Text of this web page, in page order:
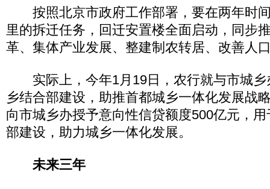
按照北京市政府工作部署，要在两年时
里的拆迁任务，回迁安置楼全面启动，同步
革、集体产业发展、整建制农转居、改善人
实际上，今年1月19日，农行就与市城乡
乡结合部建设，助推首都城乡一体化发展战
向市城乡办授予意向性信贷额度500亿元，
部建设，助力城乡一体化发展。
未来三年